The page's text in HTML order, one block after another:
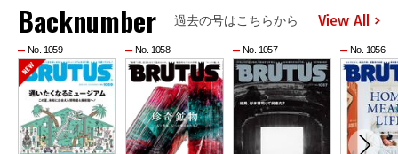
Backnumber 過去の号はこちらから View All
No. 1059 No. 1058 No. 1057 No. 1056